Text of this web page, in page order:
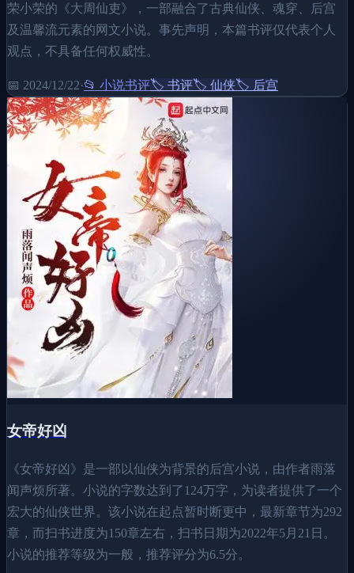
荣小荣的《大周仙吏》，一部融合了古典仙侠、魂穿、后宫
及温馨流元素的网文小说。事先声明，本篇书评仅代表个人
观点，不具备任何权威性。
📅 2024/12/22·📂 小说书评🏷️ 书评🏷️ 仙侠🏷️ 后宫
女帝好凶
《女帝好凶》是一部以仙侠为背景的后宫小说，由作者雨落
闻声烦所著。小说的字数达到了124万字，为读者提供了一个
宏大的仙侠世界。该小说在起点暂时断更中，最新章节为292
章，而扫书进度为150章左右，扫书日期为2022年5月21日。
小说的推荐等级为一般，推荐评分为6.5分。